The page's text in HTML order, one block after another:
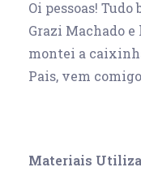
Oi pessoas! Tudo
Grazi Machado
montei a
Pais, vem
Materiais